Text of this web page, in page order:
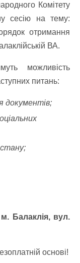
Комітету
сесію на тему:
отримання
ВА.
можливість
питань:
документів;
Балаклія, вул.
основі!